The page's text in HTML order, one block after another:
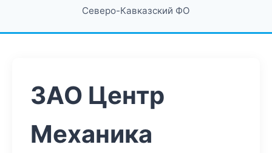
Северо-Кавказский ФО
ЗАО Центр
Механика